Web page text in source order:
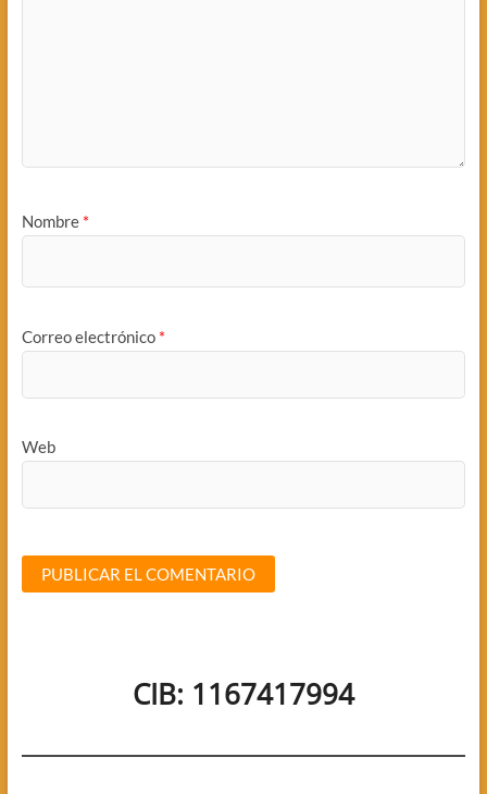
Nombre *
Correo electrónico *
Web
CIB: 1167417994